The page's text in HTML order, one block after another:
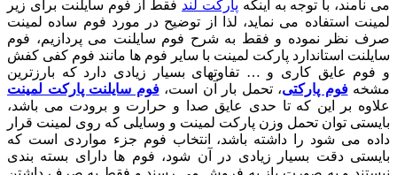
می نامند، با توجه به اینکه پارکت لند فقط از فوم سایلنت برای زیر
لمینت استفاده می نماید، لذا از توضیح در مورد فوم ساده لمینت
صرف نظر نموده و فقط به شرح فوم سایلنت می پردازیم، فوم
سایلنت استاندارد پارکت لمینت با سایر فوم ها مانند فوم کفی کفش
و فوم عایق کاری و … تفاوتهای بسیار زیادی دارد که بارزترین
مشخهفوم پارکتی، تحمل بار آن است،فوم سایلنت پارکت لمینت
علاوه بر این که تا حدی عایق صدا و حرارت و برودت می باشد،
بایستی توان تحمل وزن پارکت لمینت و وسایلی که روی لمینت قرار
داده می شود را داشته باشد، انتخاب فوم جزء مواردی است که
بایستی دقت بسیار زیادی در آن شود، فوم ها دارای بسته بندی